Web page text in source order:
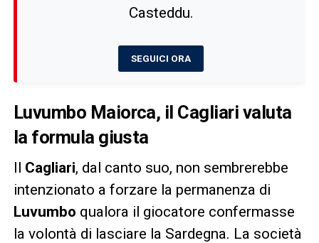
Casteddu.
SEGUICI ORA
Luvumbo Maiorca, il Cagliari valuta
la formula giusta
Il Cagliari, dal canto suo, non sembrerebbe
intenzionato a forzare la permanenza di
Luvumbo qualora il giocatore confermasse
la volontà di lasciare la Sardegna. La società